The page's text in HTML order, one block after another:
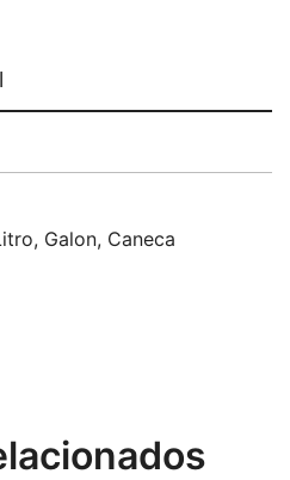
Galon, Caneca